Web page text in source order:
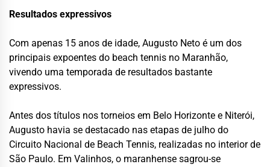
Resultados expressivos
Com apenas 15 anos de idade, Augusto Neto é um dos
principais expoentes do beach tennis no Maranhão,
vivendo uma temporada de resultados bastante
expressivos.
Antes dos títulos nos torneios em Belo Horizonte e Niterói,
Augusto havia se destacado nas etapas de julho do
Circuito Nacional de Beach Tennis, realizadas no interior de
São Paulo. Em Valinhos, o maranhense sagrou-se